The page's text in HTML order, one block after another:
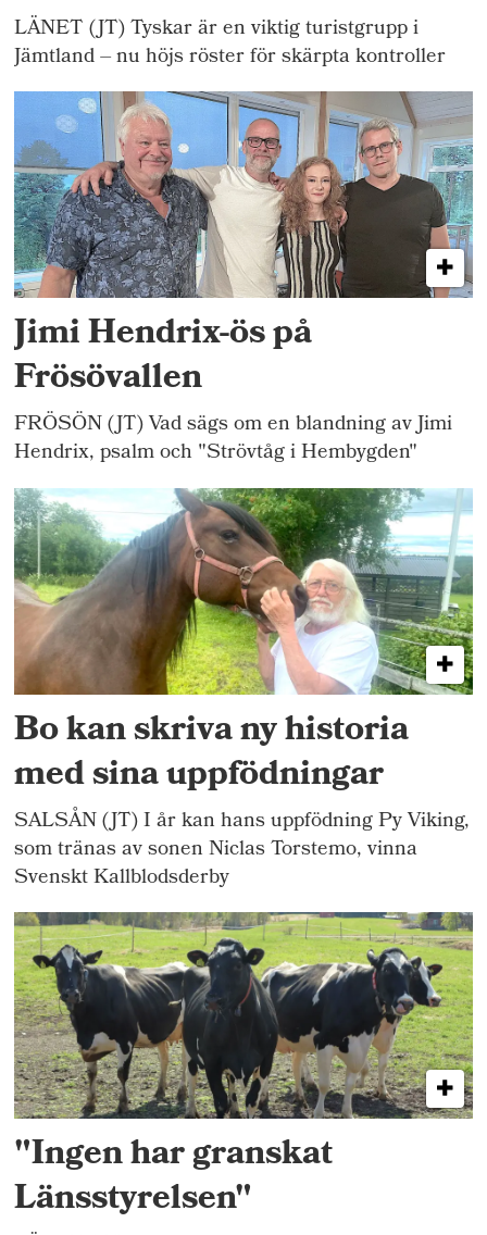
LÄNET (JT) Tyskar är en viktig turistgrupp i
Jämtland – nu höjs röster för skärpta kontroller
Jimi Hendrix-ös på
Frösövallen
FRÖSÖN (JT) Vad sägs om en blandning av Jimi
Hendrix, psalm och "Strövtåg i Hembygden"
Bo kan skriva ny historia
med sina uppfödningar
SALSÅN (JT) I år kan hans uppfödning Py Viking,
som tränas av sonen Niclas Torstemo, vinna
Svenskt Kallblodsderby
"Ingen har granskat
Länsstyrelsen"